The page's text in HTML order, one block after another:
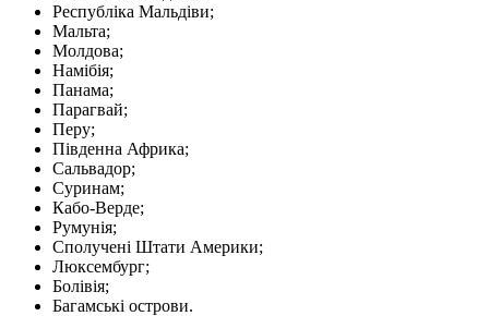
Республіка Мальдіви;
Мальта;
Молдова;
Намібія;
Панама;
Парагвай;
Перу;
Південна Африка;
Сальвадор;
Суринам;
Кабо-Верде;
Румунія;
Сполучені Штати Америки;
Люксембург;
Болівія;
Багамські острови.